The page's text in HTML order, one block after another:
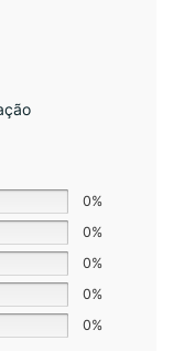
0%
0%
0%
0%
0%